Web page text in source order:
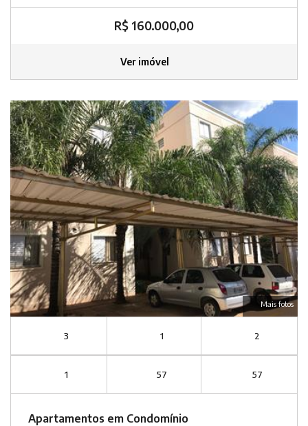
R$ 160.000,00
Ver imóvel
Mais fotos
3 1 2
1 57 57
Apartamentos em Condomínio